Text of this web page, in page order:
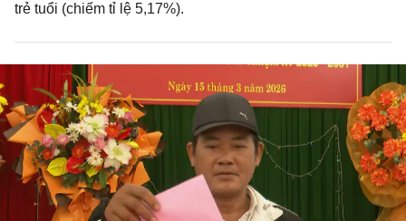
trẻ tuổi (chiếm tỉ lệ 5,17%).